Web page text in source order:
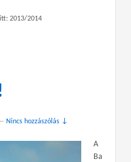
2013/2014
Nincs hozzászólás ↓
A
Ba